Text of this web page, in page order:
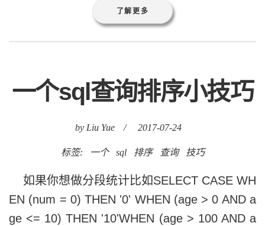
了解更多
一个sql查询排序小技巧
by Liu Yue / 2017-07-24
标签: 一个 sql 排序 查询 技巧
如果你想做分段统计比如SELECT CASE WH
EN (num = 0) THEN '0' WHEN (age > 0 AND a
ge <= 10) THEN '10'WHEN (age > 100 AND a